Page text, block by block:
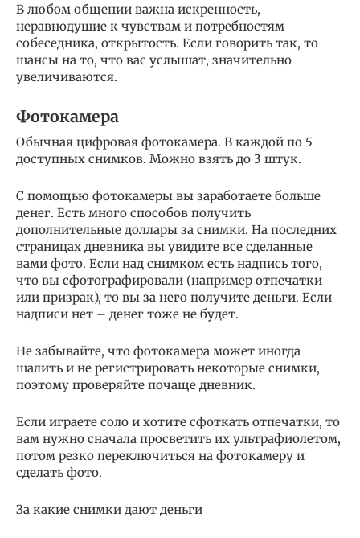
В любом общении важна искренность,
неравнодушие к чувствам и потребностям
собеседника, открытость. Если говорить так, то
шансы на то, что вас услышат, значительно
увеличиваются.
Фотокамера
Обычная цифровая фотокамера. В каждой по 5
доступных снимков. Можно взять до 3 штук.
С помощью фотокамеры вы заработаете больше
денег. Есть много способов получить
дополнительные доллары за снимки. На последних
страницах дневника вы увидите все сделанные
вами фото. Если над снимком есть надпись того,
что вы сфотографировали (например отпечатки
или призрак), то вы за него получите деньги. Если
надписи нет – денег тоже не будет.
Не забывайте, что фотокамера может иногда
шалить и не регистрировать некоторые снимки,
поэтому проверяйте почаще дневник.
Если играете соло и хотите сфоткать отпечатки, то
вам нужно сначала просветить их ультрафиолетом,
потом резко переключиться на фотокамеру и
сделать фото.
За какие снимки дают деньги